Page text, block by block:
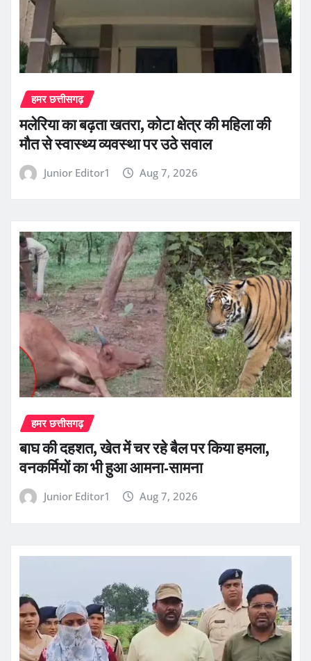
हमर छत्तीसगढ़
मलेरिया का बढ़ता खतरा, कोटा क्षेत्र की महिला की
मौत से स्वास्थ्य व्यवस्था पर उठे सवाल
Junior Editor1 Aug 7, 2026
हमर छत्तीसगढ़
बाघ की दहशत, खेत में चर रहे बैल पर किया हमला,
वनकर्मियों का भी हुआ आमना-सामना
Junior Editor1 Aug 7, 2026